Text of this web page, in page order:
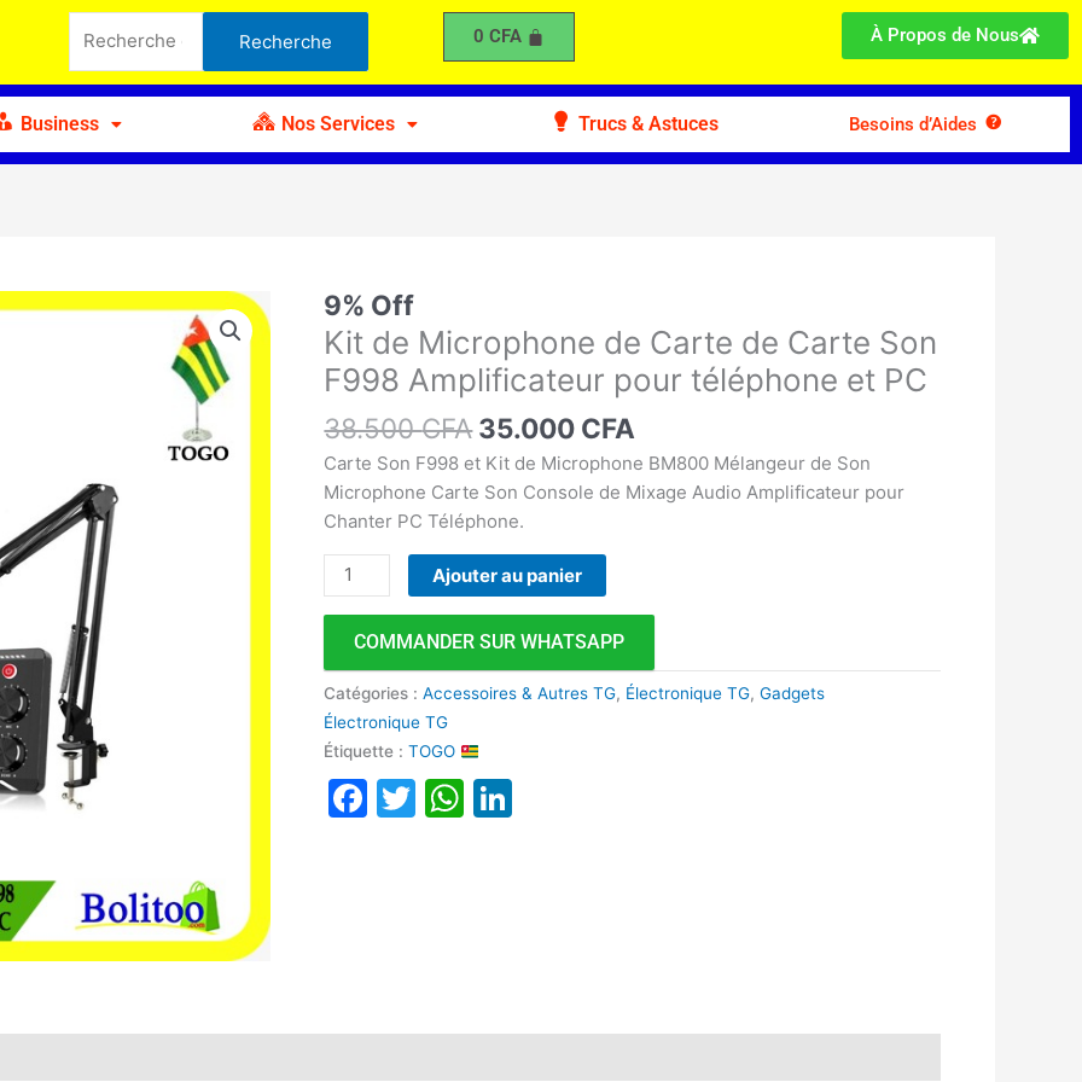
pour :
Recherche 0 CFA À Propos de Nous
Business Nos Services Trucs & Astuces Besoins d’Aides
9% Off
Kit de Microphone de Carte de Carte Son
F998 Amplificateur pour téléphone et PC
38.500CFA
prix
initial
était :
38.500 CFA.
35.000 CFA
prix
actuel
est :
Carte Son F998 et Kit de Microphone BM800 Mélangeur de Son
Microphone Carte Son Console de Mixage Audio Amplificateur pour
Chanter PC Téléphone.
quantité
de
Kit
de
Microphone
Carte
de
Carte
Son
F998
Amplificateur
pour
téléphone
et
PC
Ajouter au panier
COMMANDER SUR WHATSAPP
Catégories :Accessoires & Autres TG, Électronique TG,Gadgets
Électronique TG
Étiquette :TOGO
Facebook
TwitterWhatsApp
38.500 CFA.
35.000 CFA.Microphone
de
Carte
Son
PC